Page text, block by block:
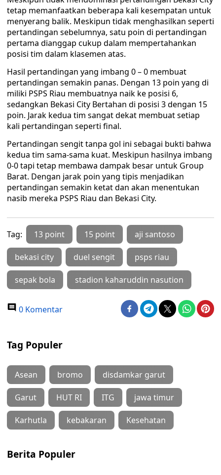
tetap memanfaatkan beberapa kali kesempatan untuk
menyerang balik. Meskipun tidak menghasilkan seperti
pertandingan sebelumnya, satu poin di pertandingan
pertama dianggap cukup dalam mempertahankan
posisi tim dalam klasemen atas.
Hasil pertandingan yang imbang 0 – 0 membuat
pertandingan semakin panas. Dengan 13 poin yang di
miliki PSPS Riau membuatnya naik ke posisi 6,
sedangkan Bekasi City Bertahan di posisi 3 dengan 15
poin. Jarak kedua tim sangat dekat membuat setiap
kali pertandingan seperti final.
Pertandingan sengit tanpa gol ini sebagai bukti bahwa
kedua tim sama-sama kuat. Meskipun hasilnya imbang
0-0 tapi tetap membawa dampak besar untuk Group
Barat. Dengan jarak poin yang tipis menjadikan
pertandingan semakin ketat dan akan menentukan
nasib mereka PSPS Riau dan Bekasi City.
Tag: 13 point 15 point aji santoso
bekasi city duel sengit psps riau
sepak bola stadion kaharuddin nasution
0 Komentar
Tag Populer
Asean bromo disdamkar garut
Garut HUT RI ITG jawa timur
Karhutla kebakaran Kesehatan
Berita Populer